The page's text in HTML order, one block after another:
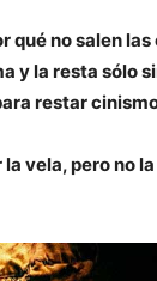
qué no salen
y la resta sólo
restar
vela, pero no